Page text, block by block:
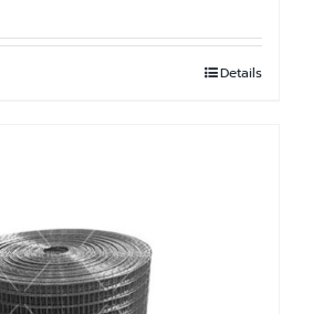
Details